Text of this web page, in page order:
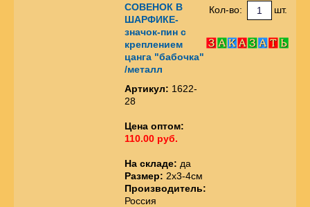
СОВЕНОК В
ШАРФИКЕ-
значок-пин с
креплением
цанга "бабочка"
/металл
Артикул: 1622-
28
Цена оптом:
110.00 руб.
На складе: да
Размер: 2х3-4см
Производитель:
Россия
Кол-во: шт.